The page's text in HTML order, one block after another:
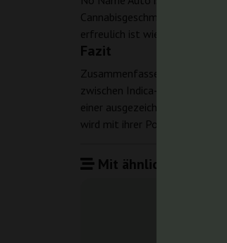
Cannabisgeschmäcker
erfreulich ist wie die letzte.
Fazit
Zusammenfassend lässt sich
zwischen Indica- und Sativa-
einer ausgezeichneten Wahl
wird mit ihrer Potenz und
Mit ähnlichen